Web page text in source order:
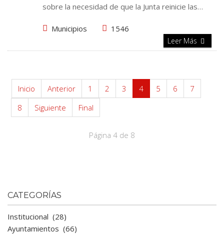
sobre la necesidad de que la Junta reinicie las…
Municipios 1546
Leer Más
Inicio Anterior 1 2 3 4 5 6
7
8
Siguiente Final
Página 4 de 8
CATEGORÍAS
Institucional (28)
Ayuntamientos (66)